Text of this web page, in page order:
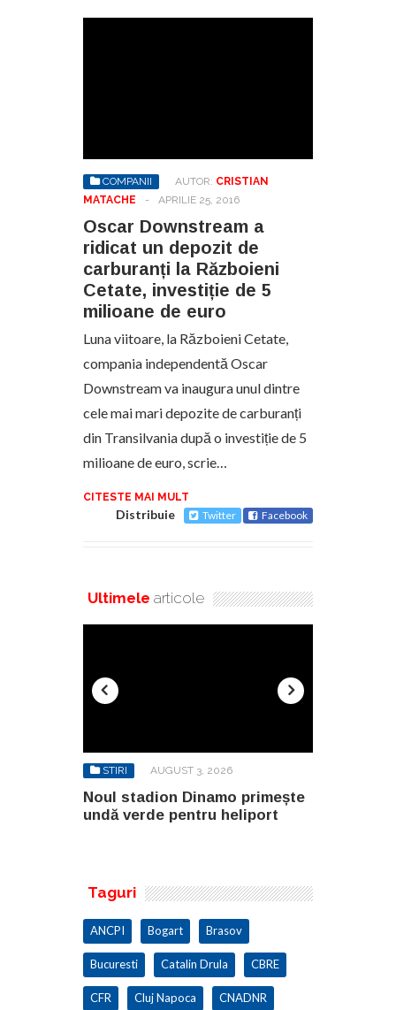
COMPANII AUTOR: CRISTIAN
MATACHE
- APRILIE 25, 2016
Oscar Downstream a
ridicat un depozit de
carburanți la Războieni
Cetate, investiție de 5
milioane de euro
Luna viitoare, la Războieni Cetate,
compania independentă Oscar
Downstream va inaugura unul dintre
cele mai mari depozite de carburanți
din Transilvania după o investiție de 5
milioane de euro, scrie…
CITESTE MAI MULT
Distribuie Twitter Facebook
Ultimele articole
STIRI AUGUST 3, 2026
Noul stadion Dinamo primește
undă verde pentru heliport
Taguri
ANCPI Bogart Brasov
Bucuresti Catalin Drula CBRE
CFR Cluj Napoca CNADNR